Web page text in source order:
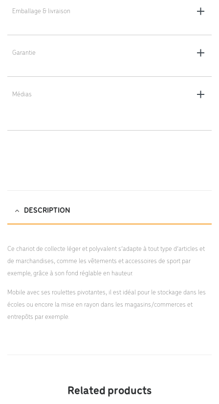
Emballage & livraison
Livraison en colis plat (non monté)
Garantie
5 ans
Médias
content/uploads/2022/04/KM4404-R-notice-montage.pdf;
DESCRIPTION
Ce chariot de collecte léger et polyvalent s’adapte à tout type d’articles et
de marchandises, comme les vêtements et accessoires de sport par
exemple, grâce à son fond réglable en hauteur.
Mobile avec ses roulettes pivotantes, il est idéal pour le stockage dans les
écoles ou encore la mise en rayon dans les magasins/commerces et
entrepôts par exemple.
Related products